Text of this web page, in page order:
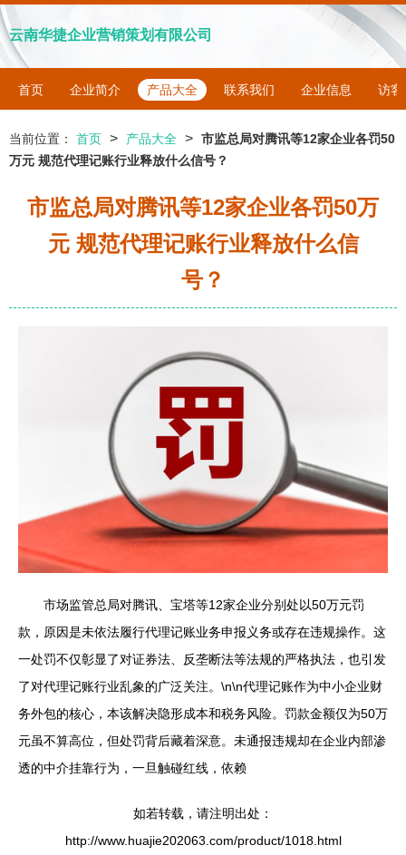
云南华捷企业营销策划有限公司
首页 企业简介 产品大全 联系我们 企业信息 访客
当前位置： 首页 > 产品大全 > 市监总局对腾讯等12家企业各罚50
万元 规范代理记账行业释放什么信号？
市监总局对腾讯等12家企业各罚50万
元 规范代理记账行业释放什么信
号？
市场监管总局对腾讯、宝塔等12家企业分别处以50万元罚
款，原因是未依法履行代理记账业务申报义务或存在违规操作。这
一处罚不仅彰显了对证券法、反垄断法等法规的严格执法，也引发
了对代理记账行业乱象的广泛关注。\n\n代理记账作为中小企业财
务外包的核心，本该解决隐形成本和税务风险。罚款金额仅为50万
元虽不算高位，但处罚背后藏着深意。未通报违规却在企业内部渗
透的中介挂靠行为，一旦触碰红线，依赖
如若转载，请注明出处：
http://www.huajie202063.com/product/1018.html